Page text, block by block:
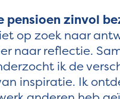
pensioen zinvol
op zoek naar
naar reflectie.
ik de
inspiratie. Ik